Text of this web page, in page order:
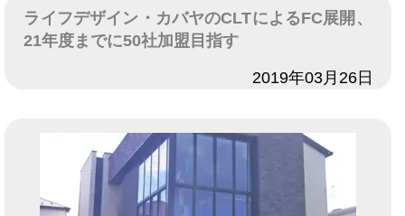
ライフデザイン・カバヤのCLTによるFC展開、
21年度までに50社加盟目指す
2019年03月26日